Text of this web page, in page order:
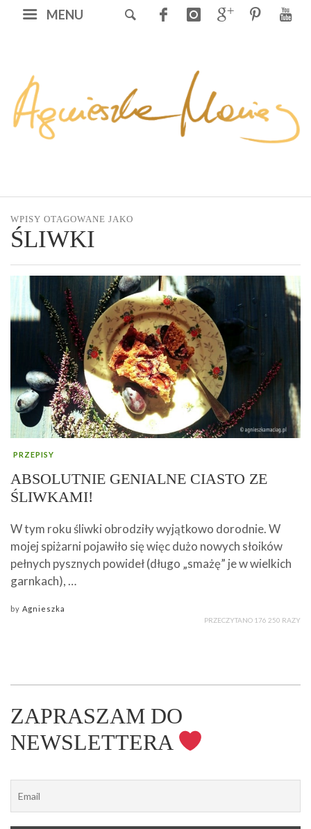
MENU
WPISY OTAGOWANE JAKO
ŚLIWKI
PRZEPISY
ABSOLUTNIE GENIALNE CIASTO ZE
ŚLIWKAMI!
W tym roku śliwki obrodziły wyjątkowo dorodnie. W
mojej spiżarni pojawiło się więc dużo nowych słoików
pełnych pysznych powideł (długo „smażę” je w wielkich
garnkach), …
by Agnieszka
PRZECZYTANO 176 250 RAZY
ZAPRASZAM DO
NEWSLETTERA